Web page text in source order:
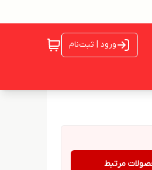
ورود | ثبت‌نام
مرتبط